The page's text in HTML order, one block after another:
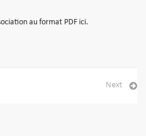
au format PDF ici.
Next